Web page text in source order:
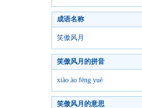
成语名称
笑傲风月
笑傲风月的拼音
xiào ào fēng yuè
笑傲风月的意思